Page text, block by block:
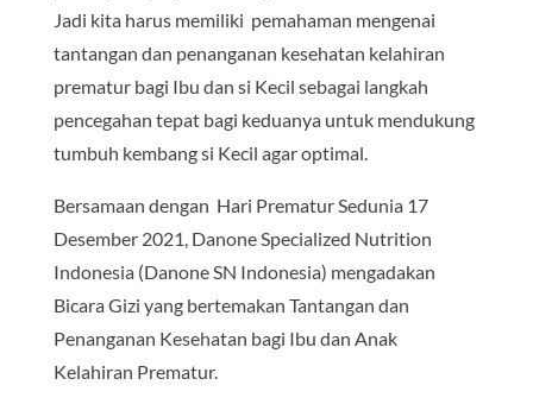
Jadi kita harus memiliki pemahaman mengenai
tantangan dan penanganan kesehatan kelahiran
prematur bagi Ibu dan si Kecil sebagai langkah
pencegahan tepat bagi keduanya untuk mendukung
tumbuh kembang si Kecil agar optimal.
Bersamaan dengan Hari Prematur Sedunia 17
Desember 2021, Danone Specialized Nutrition
Indonesia (Danone SN Indonesia) mengadakan
Bicara Gizi yang bertemakan Tantangan dan
Penanganan Kesehatan bagi Ibu dan Anak
Kelahiran Prematur.